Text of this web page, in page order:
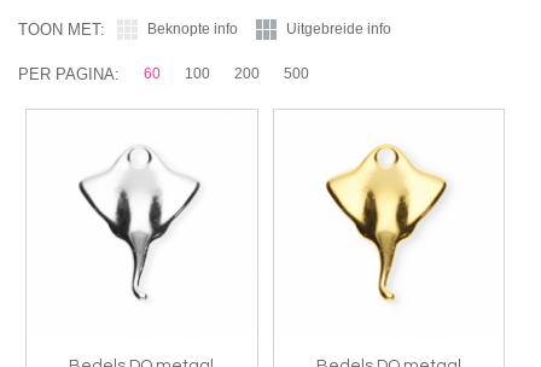
TOON MET: Beknopte info Uitgebreide info
PER PAGINA: 60 100 200 500